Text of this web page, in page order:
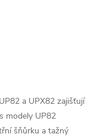
a UPX82 zajišťují
modely UP82
šňůrku a tažný